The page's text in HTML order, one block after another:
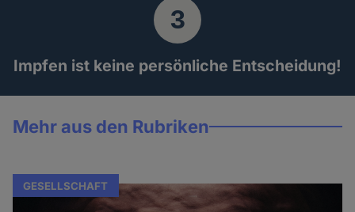
Impfen ist keine persönliche Entscheidung!
Mehr aus den Rubriken
GESELLSCHAFT